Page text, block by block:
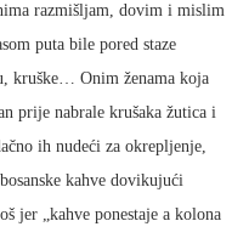
razmišljam, dovim i mislim
puta bile pored staze
kruške… Onim ženama koja
prije nabrale krušaka žutica i
ih nudeći za okrepljenje,
kahve dovikujući
jer „kahve ponestaje a kolona